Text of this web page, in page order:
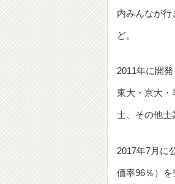
内みんなが
ど。
2011年に開
東大・京大・
士、その他士
2017年7月に
価率96％）